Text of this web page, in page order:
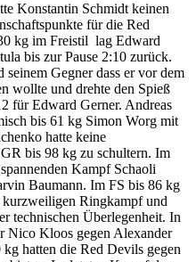
Konstantin Schmidt keinen
für die Red
kg im Freistil lag Edward
bis zur Pause 2:10 zurück.
seinem Gegner dass er vor dem
wollte und drehte den Spieß
für Edward Gerner. Andreas
bis 61 kg Simon Worg mit
hatte keine
bis 98 kg zu schultern. Im
Kampf Schaoli
Baumann. Im FS bis 86 kg
Ringkampf und
technischen Überlegenheit. In
Nico Kloos gegen Alexander
hatten die Red Devils gegen